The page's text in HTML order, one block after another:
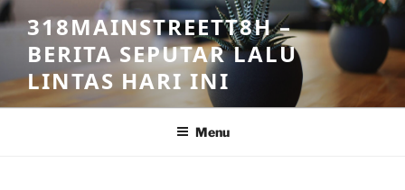
Skip
to
content
318MAINSTREETT8H –
BERITA SEPUTAR LALU
LINTAS HARI INI
Menu